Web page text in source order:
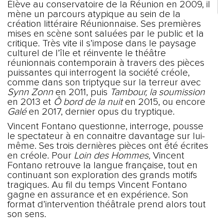
Élève au conservatoire de la Réunion en 2009, il
mène un parcours atypique au sein de la
création littéraire Réunionnaise. Ses premières
mises en scène sont saluées par le public et la
critique. Très vite il s’impose dans le paysage
culturel de l’île et réinvente le théâtre
réunionnais contemporain à travers des pièces
puissantes qui interrogent la société créole,
comme dans son triptyque sur la terreur avec
Synn Zonn en 2011, puis Tambour, la soumission
en 2013 et Ô bord de la nuiten 2015, ou encore
Galé en 2017, dernier opus du tryptique.
Vincent Fontano questionne, interroge, pousse
le spectateur à en connaitre davantage sur lui-
même. Ses trois dernières pièces ont été écrites
en créole. Pour Loin des Hommes, Vincent
Fontano retrouve la langue française, tout en
continuant son exploration des grands motifs
tragiques. Au fil du temps Vincent Fontano
gagne en assurance et en expérience. Son
format d’intervention théâtrale prend alors tout
son sens.